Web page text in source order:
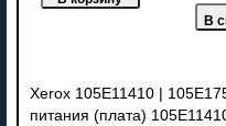
Xerox 105E11410 |
питания (плата)